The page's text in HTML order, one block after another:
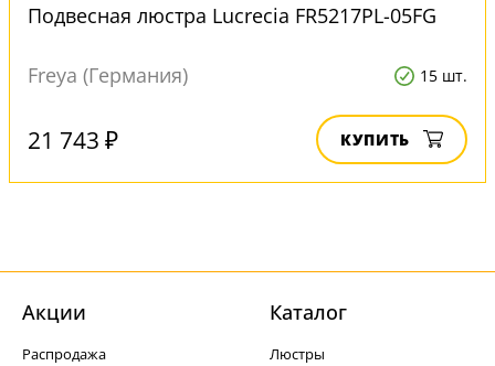
Подвесная люстра Lucrecia FR5217PL-05FG
Freya (Германия) 15 шт.
21 743 ₽ КУПИТЬ
Акции
Распродажа
Каталог
Люстры